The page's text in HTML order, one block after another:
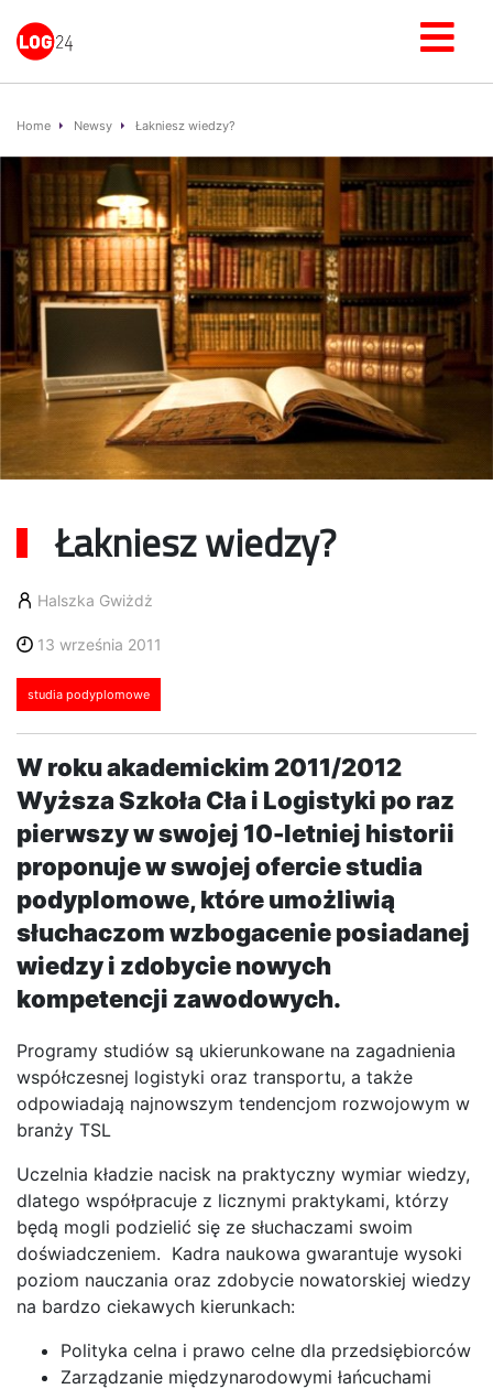
Home Newsy Łakniesz wiedzy?
Łakniesz wiedzy?
Halszka Gwiżdż
13 września 2011
studia podyplomowe
W roku akademickim 2011/2012
Wyższa Szkoła Cła i Logistyki po raz
pierwszy w swojej 10-letniej historii
proponuje w swojej ofercie studia
podyplomowe, które umożliwią
słuchaczom wzbogacenie posiadanej
wiedzy i zdobycie nowych
kompetencji zawodowych.
Programy studiów są ukierunkowane na zagadnienia
współczesnej logistyki oraz transportu, a także
odpowiadają najnowszym tendencjom rozwojowym w
branży TSL
Uczelnia kładzie nacisk na praktyczny wymiar wiedzy,
dlatego współpracuje z licznymi praktykami, którzy
będą mogli podzielić się ze słuchaczami swoim
doświadczeniem. Kadra naukowa gwarantuje wysoki
poziom nauczania oraz zdobycie nowatorskiej wiedzy
na bardzo ciekawych kierunkach:
Polityka celna i prawo celne dla przedsiębiorców
Zarządzanie międzynarodowymi łańcuchami